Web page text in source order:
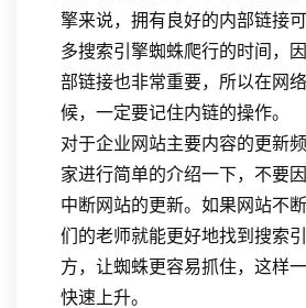
擎来说，拥有良好的内部链接
多搜索引擎蜘蛛爬行的时间，
部链接也非常重要，所以在网
候，一定要记住内链的操作。
对于企业网站主要内容的更新
家进行简单的介绍一下，不要
中断网站的更新。如果网站不
们的老师就能更好地找到搜索
方，让蜘蛛更容易抓住，这样
快速上升。